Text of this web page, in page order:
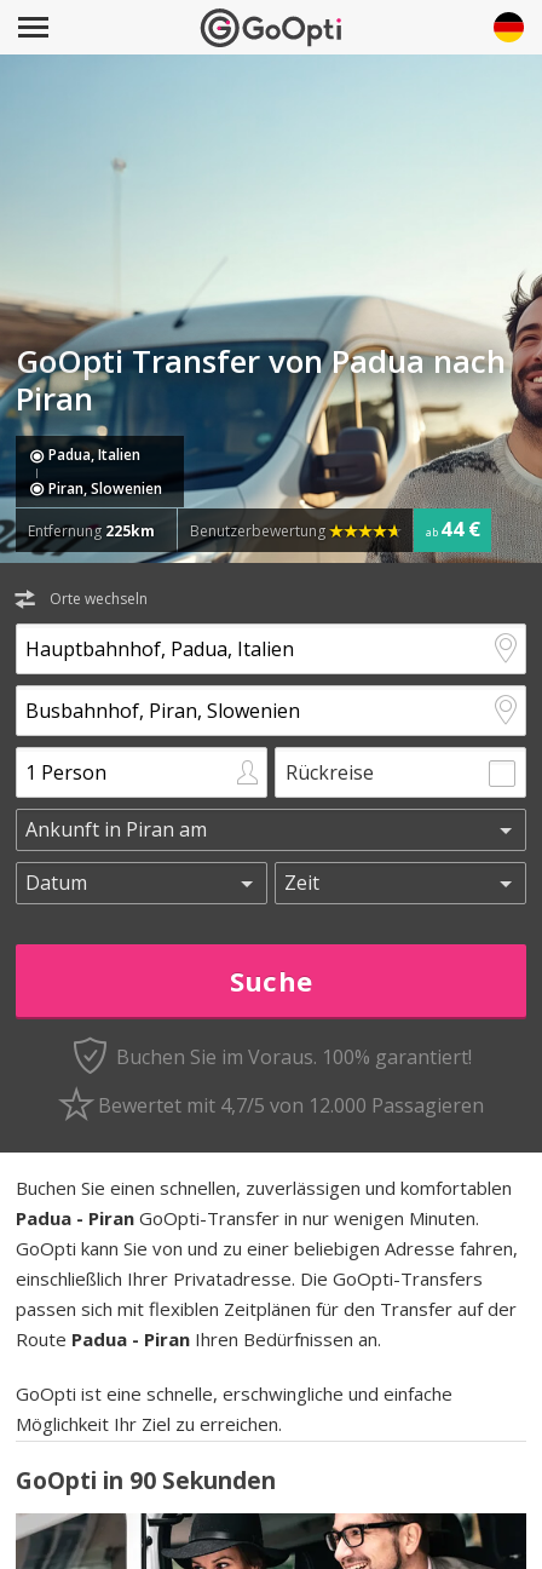
GoOpti Transfer von Padua nach
Piran
Padua, Italien
Piran, Slowenien
Entfernung 225km Benutzerbewertung ab 44 €
Orte wechseln
Rückreise
Buchen Sie im Voraus. 100% garantiert!
Bewertet mit 4,7/5 von 12.000 Passagieren
Buchen Sie einen schnellen, zuverlässigen und komfortablen
Padua - Piran GoOpti-Transfer in nur wenigen Minuten.
GoOpti kann Sie von und zu einer beliebigen Adresse fahren,
einschließlich Ihrer Privatadresse. Die GoOpti-Transfers
passen sich mit flexiblen Zeitplänen für den Transfer auf der
Route Padua - Piran Ihren Bedürfnissen an.
GoOpti ist eine schnelle, erschwingliche und einfache
Möglichkeit Ihr Ziel zu erreichen.
GoOpti in 90 Sekunden